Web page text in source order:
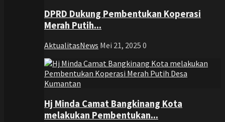
DPRD Dukung Pembentukan Koperasi
Merah Putih...
AktualitasNews Mei 21, 2025 0
Hj Minda Camat Bangkinang Kota
melakukan Pembentukan...